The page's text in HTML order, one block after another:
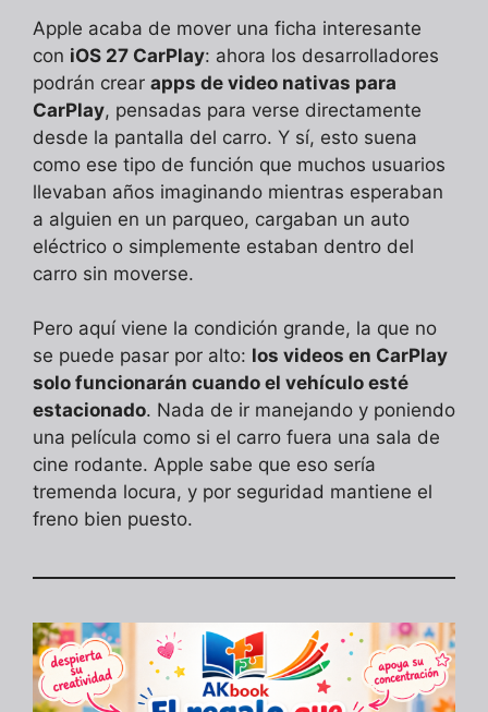
Apple acaba de mover una ficha interesante
con iOS 27 CarPlay: ahora los desarrolladores
podrán crear apps de video nativas para
CarPlay, pensadas para verse directamente
desde la pantalla del carro. Y sí, esto suena
como ese tipo de función que muchos usuarios
llevaban años imaginando mientras esperaban
a alguien en un parqueo, cargaban un auto
eléctrico o simplemente estaban dentro del
carro sin moverse.
Pero aquí viene la condición grande, la que no
se puede pasar por alto: los videos en CarPlay
solo funcionarán cuando el vehículo esté
estacionado. Nada de ir manejando y poniendo
una película como si el carro fuera una sala de
cine rodante. Apple sabe que eso sería
tremenda locura, y por seguridad mantiene el
freno bien puesto.